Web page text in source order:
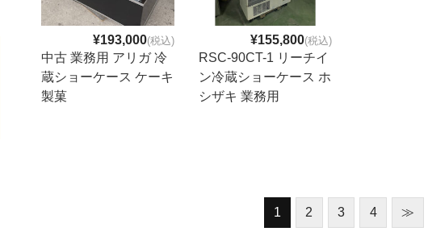
¥193,000(税込)
中古 業務用 アリガ 冷
蔵ショーケース ケーキ
製菓
¥155,800(税込)
RSC-90CT-1 リーチイ
ン冷蔵ショーケース ホ
シザキ 業務用
1 2 3 4 ≫